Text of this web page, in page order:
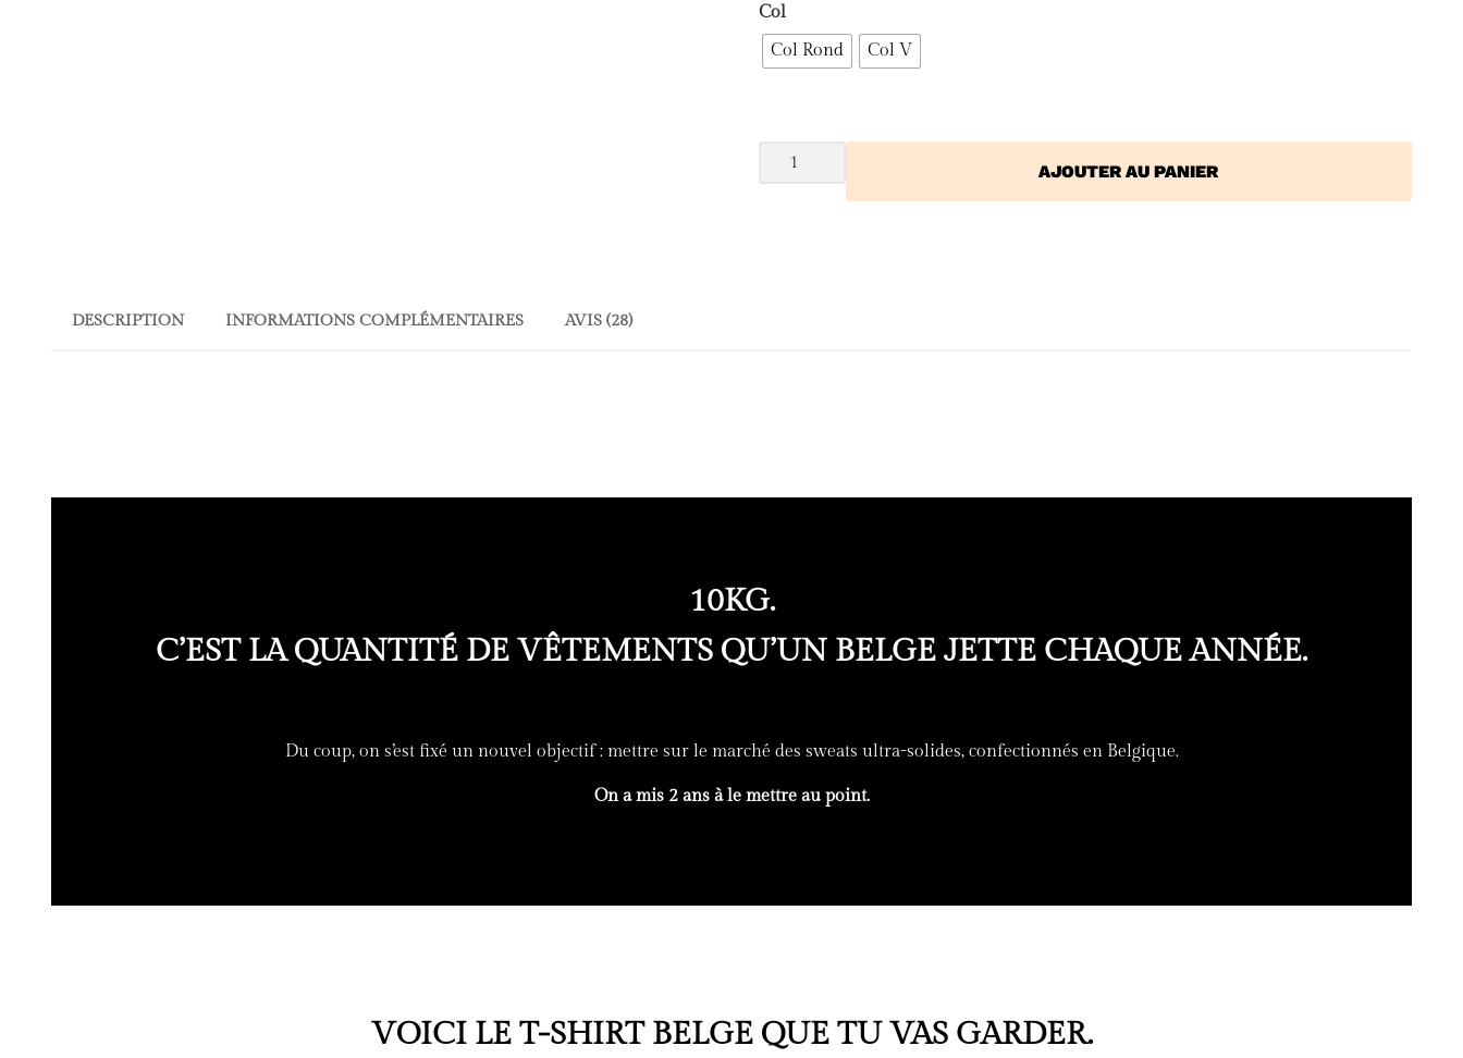
Col
Col Rond
Col V
quantité
de
AJOUTER AU PANIER
DESCRIPTION INFORMATIONS COMPLÉMENTAIRES AVIS (28)
10KG.
C’EST LA QUANTITÉ DE VÊTEMENTS QU’UN BELGE JETTE CHAQUE ANNÉE.
Du coup, on s’est fixé un nouvel objectif : mettre sur le marché des sweats ultra-solides, confectionnés en Belgique.
On a mis 2 ans à le mettre au point.
VOICI LE T-SHIRT BELGE QUE TU VAS GARDER.